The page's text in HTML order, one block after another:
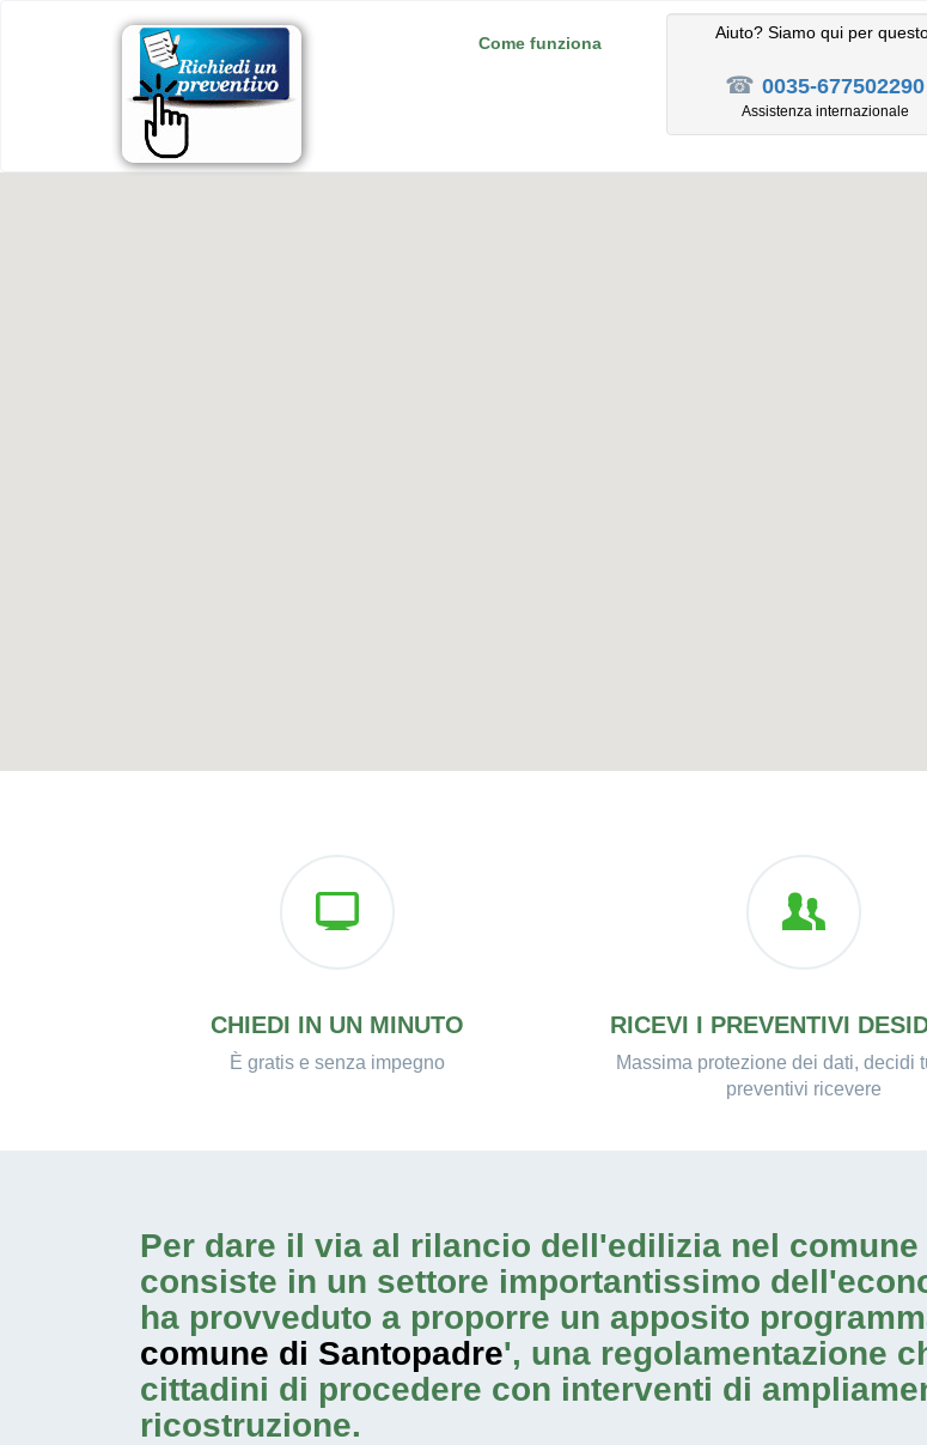
Come funziona
Aiuto? Siamo qui per
☎ 0035-677502290
Assistenza internazionale
CHIEDI IN UN MINUTO
È gratis e senza impegno
RICEVI I PREVENTIVI
Massima protezione dei dati, decidi
preventivi ricevere
Per dare il via al rilancio dell'edilizia nel
consiste in un settore importantissimo
ha provveduto a proporre un apposito
comune di Santopadre', una regolamentazione
cittadini di procedere con interventi di
ricostruzione.